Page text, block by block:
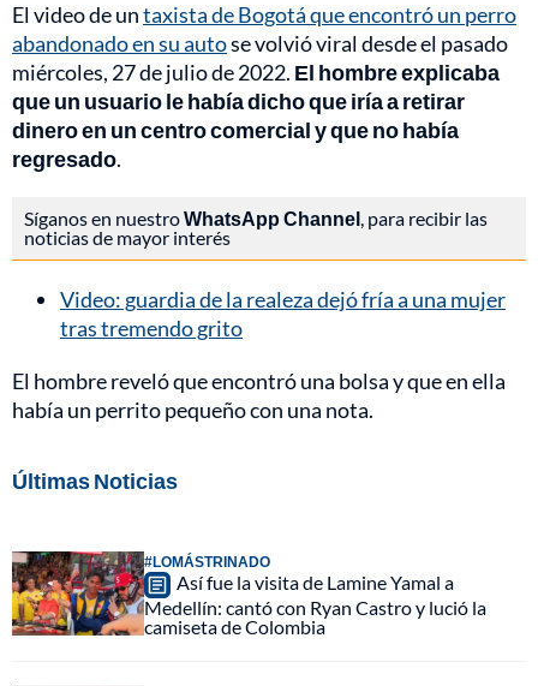
El video de untaxista de Bogotá que encontró un perro
abandonado en su autose volvió viral desde el pasado
miércoles, 27 de julio de 2022. El hombre explicaba
que un usuario le había dicho que iría a retirar
dinero en un centro comercial y que no había
regresado.
Síganos en nuestroWhatsApp Channel, para recibir las
noticias de mayor interés
Video: guardia de la realeza dejó fría a una mujer
tras tremendo grito
El hombre reveló que encontró una bolsa y que en ella
había un perrito pequeño con una nota.
Últimas Noticias
#LOMÁSTRINADO
Así fue la visita de Lamine Yamal a
Medellín: cantó con Ryan Castro y lució la
camiseta de Colombia